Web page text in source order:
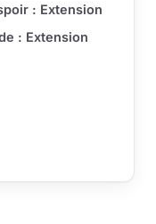
: Extension
: Extension